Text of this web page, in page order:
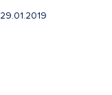
29.01.2019